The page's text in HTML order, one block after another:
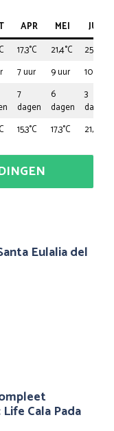
APR MEI
JUN
17,3°C 21,4°C
25,5°C
7 uur 9 uur
10 uur
7
dagen
6
dagen
3
dagen
15,3°C 17,3°C 21,4°C
Eulalia del
Cala Pada